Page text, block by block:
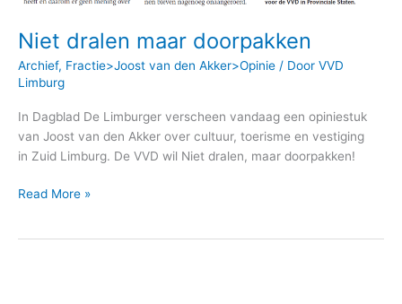
Niet dralen maar doorpakken
Archief, Fractie>Joost van den Akker>Opinie / Door VVD
Limburg
In Dagblad De Limburger verscheen vandaag een opiniestuk
van Joost van den Akker over cultuur, toerisme en vestiging
in Zuid Limburg. De VVD wil Niet dralen, maar doorpakken!
Read More »